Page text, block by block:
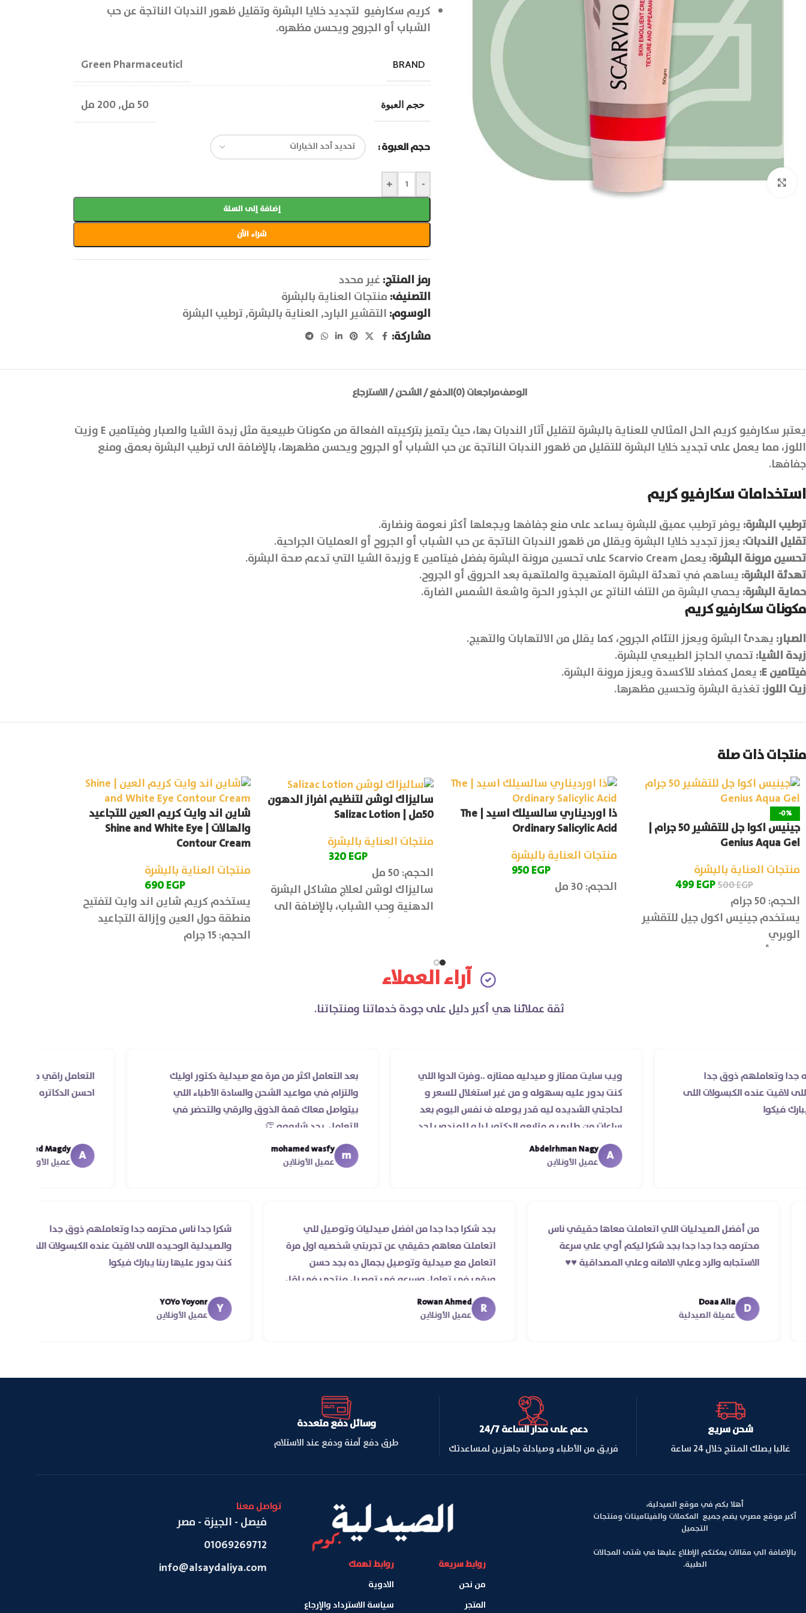
انقر للتكبير
كريم سكارفيو لتجديد خلايا البشرة وتقليل ظهور الندبات الناتجة عن حب
الشباب أو الجروح ويحسن مظهره.
BRAND
Green Pharmaceuticl
حجم العبوة 50 مل ,200 مل
حجم العبوة
-
+
إضافة إلى السلة
شراء الآن
رمز المنتج: غير محدد
التصنيف: منتجات العناية بالبشرة
الوسوم: التقشير البارد, العناية بالبشرة,ترطيب البشرة
مشاركة:
الوصفمراجعات (0) الدفع / الشحن / الاسترجاع
يعتبر سكارفيو كريم الحل المثالي للعناية بالبشرة لتقليل آثار الندبات بها، حيث يتميز بتركيبته الفعالة من مكونات طبيعية مثل زبدة الشيا والصبار وفيتامين E وزيت
اللوز، مما يعمل على تجديد خلايا البشرة للتقليل من ظهور الندبات الناتجة عن حب الشباب أو الجروح ويحسن مظهرها، بالإضافة الى ترطيب البشرة بعمق ومنع
جفافها.
استخدامات سكارفيو كريم
ترطيب البشرة: يوفر ترطيب عميق للبشرة يساعد على منع جفافها ويجعلها أكثر نعومة ونضارة.
تقليل الندبات: يعزز تجديد خلايا البشرة ويقلل من ظهور الندبات الناتجة عن حب الشباب أو الجروح أو العمليات الجراحية.
تحسين مرونة البشرة: يعمل Scarvio Cream على تحسين مرونة البشرة بفضل فيتامين E وزبدة الشيا التي تدعم صحة البشرة.
تهدئة البشرة: يساهم في تهدئة البشرة المتهيجة والملتهبة بعد الحروق أو الجروح.
حماية البشرة: يحمي البشرة من التلف الناتج عن الجذور الحرة واشعة الشمس الضارة.
مكونات سكارفيو كريم
الصبار: يهدئ البشرة ويعزز التئام الجروح، كما يقلل من الالتهابات والتهيج.
زبدة الشيا:تحمي الحاجز الطبيعي للبشرة.
فيتامين
يعمل كمضاد للأكسدة ويعزز مرونة البشرة.
زيت اللوز:تغذية البشرة وتحسين مظهرها.
منتجات ذات صلة
-0%
جينيس اكوا جل للتقشير 50 جرام |
Genius Aqua Gel
منتجات العناية بالبشرة
500EGP
499EGP
الحجم: 50 جرام
يستخدم جينيس اكول جيل للتقشير
الوبري
يتكون أكوا جل من الهاميمليس
ذا اورديناري سالسيلك اسيد | The
Ordinary Salicylic Acid
منتجات العناية بالبشرة
950EGP
الحجم: 30 مل
ساليزاك لوشن لتنظيم افراز الدهون
50مل | Salizac Lotion
منتجات العناية بالبشرة
320EGP
الحجم: 50 مل
ساليزاك لوشن لعلاج مشاكل البشرة
الدهنية وحب الشباب، بالإضافة الى
تفتيح البشرة وتوحيد لونها وتقليل
شاين اند وايت كريم العين للتجاعيد
والهالات | Shine and White Eye
Contour Cream
منتجات العناية بالبشرة
690EGP
يستخدم كريم شاين اند وايت لتفتيح
منطقة حول العين وإزالة التجاعيد
الحجم: 15 جرام
آراء العملاء
ثقة عملائنا هي أكبر دليل على جودة خدماتنا ومنتجاتنا.
ذوق جدا
الكبسولات اللى
ويب سايت ممتاز و صيدليه ممتازه ..وفرت الدوا اللي
كنت بدور عليه بسهوله و من غير استغلال للسعر و
لحاجتي الشديده ليه قدر يوصله ف نفس اليوم بعد
ساعات من طلبي و متابعه الدكتور ليا و للمندوب لحد
ما استلمت بالرغم من انتهاء موعد عمله ..فضل يتابع
معايا لحد ما استلمت ..شكرا جزيلا ليكم
Abdelrhman Nagy
عميل الأونلاين
بعد التعامل اكثر من مرة مع صيدلية دكتور اوليك
والتزام في مواعيد الشحن والسادة الأطباء اللي
بيتواصل معاك قمة الذوق والرقي والتحضر في
التعامل. بجد شابووو 👏‏
mohamed wasfy
عميل الأونلاين
التعامل راقي جدا و الخدمه
احسن الدكاتره الي اتعاملت
Ahmed Magdy
عميل الأونلاين
من أفضل الصيدليات اللي اتعاملت معاها حقيقي ناس
محترمه جدا جدا جدا بجد شكرا ليكم أوي علي سرعة
الاستجابه والرد وعلي الامانه وعلي المصداقية ♥️♥️‏
D
عميلة الصيدلية
بجد شكرا جدا جدا من افضل صيدليات وتوصيل للي
اتعاملت معاهم حقيقي عن تجربتي شخصيه اول مرة
اتعامل مع صيدلية وتوصيل بجمال ده بجد حسن
ورقي في تعامل وسرعه في توصيل منتجي في اقل
من يومين من اسكندرية للقاهره ..
R
Rowan Ahmed
عميل الأونلاين
شكرا جدا ناس محترمه جدا وتعاملهم ذوق جدا
والصيدلية الوحيده اللى لاقيت عنده الكبسولات
كنت بدور عليها ربنا يبارك فيكوا
Y
YOYo Yoyonr
عميل الأونلاين
شحن سريع
غالبا يصلك المنتج خلال 24 ساعة
دعم على مدار الساعة 24/7
فريق من الأطباء وصيادلة جاهزين لمساعدتك
وسائل دفع متعددة
طرق دفع آمنة ودفع عند الاستلام
أهلا بكم في موقع الصيدلية،
أكبر موقع مصري يضم جميع المكملات والفيتامينات ومنتجات
التجميل
بالإضافة الي مقالات يمكنكم الإطلاع عليها في شتى المجالات
الطبية.
روابط سريعة
من نحن
المتجر
روابط تهمك
الادوية
سياسة الاسترداد والإرجاع
تواصل معنا
فيصل - الجيزة - مصر
01069269712
info@alsaydaliya.com